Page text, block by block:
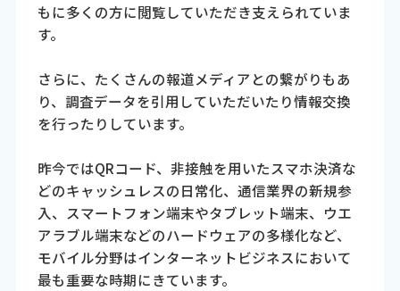
もに多くの方に閲覧していただき支えられていま
す。
さらに、たくさんの報道メディアとの繋がりもあ
り、調査データを引用していただいたり情報交換
を行ったりしています。
昨今ではQRコード、非接触を用いたスマホ決済な
どのキャッシュレスの日常化、通信業界の新規参
入、スマートフォン端末やタブレット端末、ウエ
アラブル端末などのハードウェアの多様化など、
モバイル分野はインターネットビジネスにおいて
最も重要な時期にきています。